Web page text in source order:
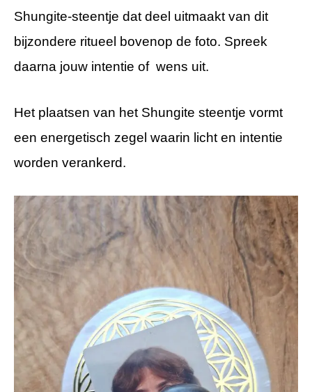
Shungite-steentje dat deel uitmaakt van dit
bijzondere ritueel bovenop de foto. Spreek
daarna jouw intentie of wens uit.
Het plaatsen van het Shungite steentje vormt
een energetisch zegel waarin licht en intentie
worden verankerd.